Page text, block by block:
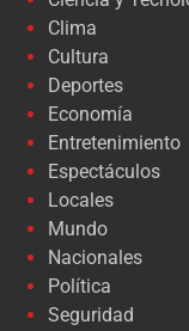
Clima
Cultura
Deportes
Economía
Entretenimiento
Espectáculos
Locales
Mundo
Nacionales
Política
Seguridad